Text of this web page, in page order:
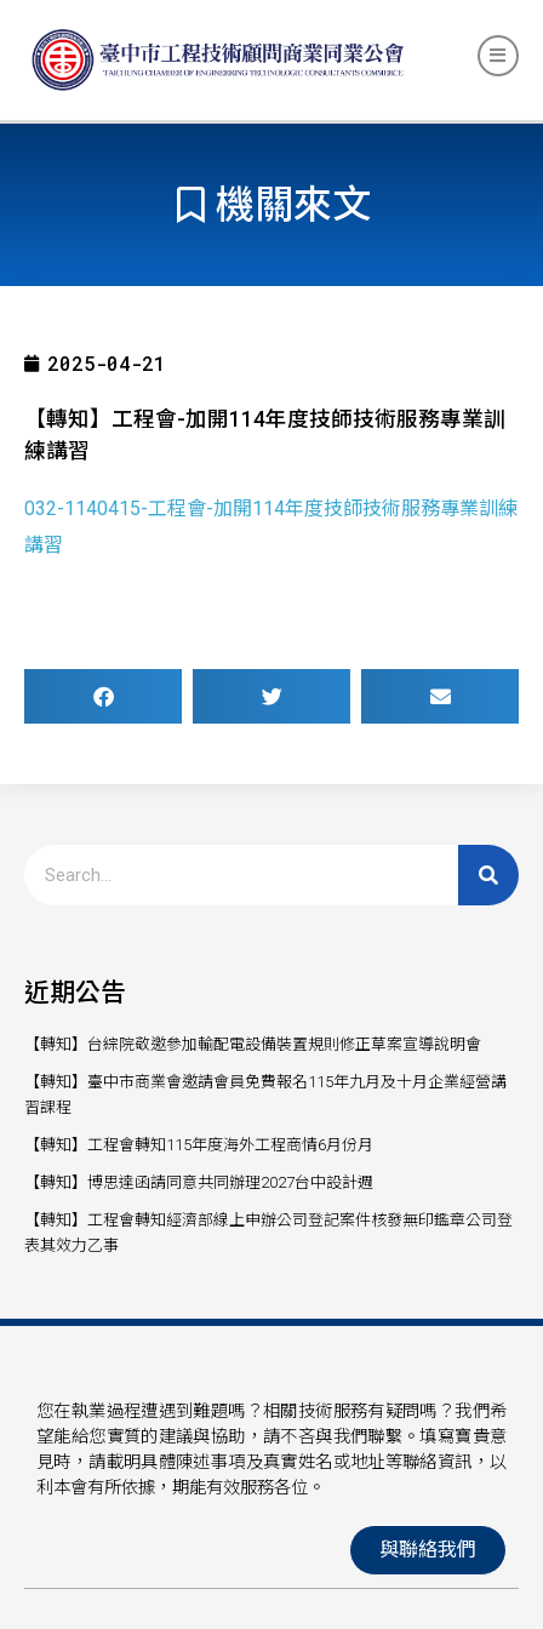
機關來文
2025-04-21
【轉知】工程會-加開114年度技師技術服務專業訓
練講習
032-1140415-工程會-加開114年度技師技術服務專業訓練
講習
近期公告
【轉知】台綜院敬邀參加輸配電設備裝置規則修正草案宣導說明會
【轉知】臺中市商業會邀請會員免費報名115年九月及十月企業經營講
習課程
【轉知】工程會轉知115年度海外工程商情6月份月
【轉知】博思達函請同意共同辦理2027台中設計週
【轉知】工程會轉知經濟部線上申辦公司登記案件核發無印鑑章公司登
表其效力乙事
您在執業過程遭遇到難題嗎？相關技術服務有疑問嗎？我們希
望能給您實質的建議與協助，請不吝與我們聯繫。填寫寶貴意
見時，請載明具體陳述事項及真實姓名或地址等聯絡資訊，以
利本會有所依據，期能有效服務各位。
與聯絡我們